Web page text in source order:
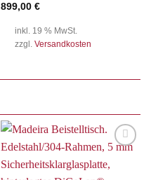
899,00 €
inkl. 19 % MwSt.
zzgl. Versandkosten
Wunschliste